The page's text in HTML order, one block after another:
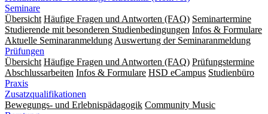
Seminare
Übersicht Häufige Fragen und Antworten (FAQ) Seminartermine
Studierende mit besonderen Studienbedingungen Infos & Formulare
Aktuelle Seminaranmeldung Auswertung der Seminaranmeldung
Prüfungen
Übersicht Häufige Fragen und Antworten (FAQ) Prüfungstermine
Abschlussarbeiten Infos & Formulare HSD eCampus Studienbüro
Praxis
Zusatzqualifikationen
Bewegungs- und Erlebnispädagogik Community Music